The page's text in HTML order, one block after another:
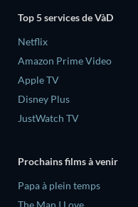
Top 5 services de VàD
Netflix
Amazon Prime Video
Apple TV
Disney Plus
JustWatch TV
Prochains films à venir
‎Papa à plein temps